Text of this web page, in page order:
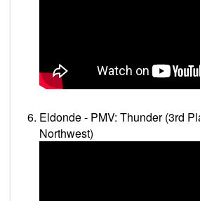
Eldonde - PMV: Thunder (3rd
Northwest)